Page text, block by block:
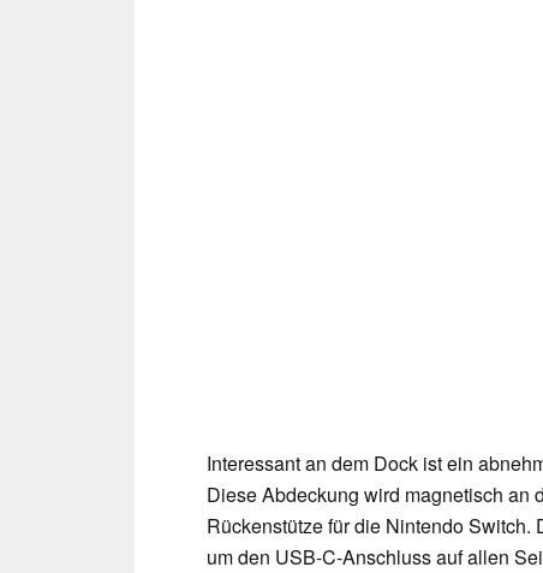
Interessant an dem Dock ist ein
Diese Abdeckung wird magnetisch an
Rückenstütze für die Nintendo
um den USB-C-Anschluss auf allen